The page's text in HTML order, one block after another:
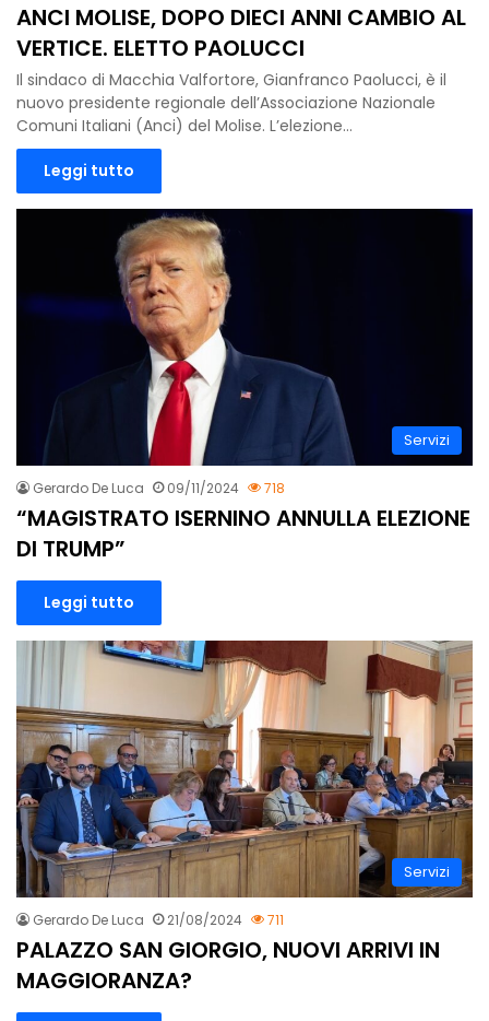
ANCI MOLISE, DOPO DIECI ANNI CAMBIO AL
VERTICE. ELETTO PAOLUCCI
Il sindaco di Macchia Valfortore, Gianfranco Paolucci, è il
nuovo presidente regionale dell’Associazione Nazionale
Comuni Italiani (Anci) del Molise. L’elezione…
Leggi tutto
Servizi
Gerardo De Luca 09/11/2024 718
“MAGISTRATO ISERNINO ANNULLA ELEZIONE
DI TRUMP”
Leggi tutto
Servizi
Gerardo De Luca 21/08/2024 711
PALAZZO SAN GIORGIO, NUOVI ARRIVI IN
MAGGIORANZA?